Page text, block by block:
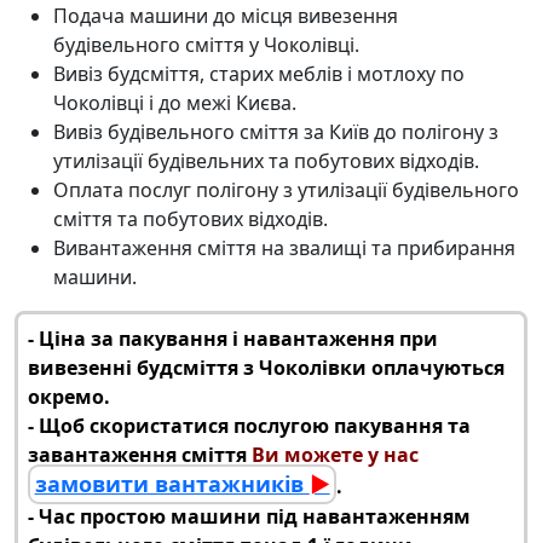
Подача машини до місця вивезення
будівельного сміття у Чоколівці.
Вивіз будсміття, старих меблів і мотлоху по
Чоколівці і до межі Києва.
Вивіз будівельного сміття за Київдо полігону з
утилізації будівельних та побутових відходів.
Оплата послуг полігону з утилізації будівельного
сміття та побутових відходів.
Вивантаження сміття на звалищі та прибирання
машини.
‑ Ціна за пакування і навантаження при
вивезенні будсміття з Чоколівки оплачуються
окремо.
‑ Щоб скористатися послугою пакування та
завантаження сміття Ви можете у нас
замовити вантажників ► .
‑ Час простою машини під навантаженням